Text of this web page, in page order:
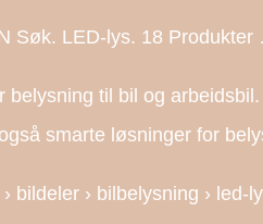
Søk. LED-lys. 18
belysning til bil og
smarte løsninger for
bildeler › bilbelysning › led-